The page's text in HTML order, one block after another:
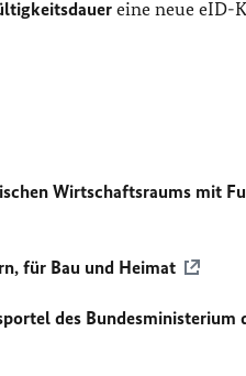
eine neue eID-
Wirtschaftsraums mit
für Bau und Heimat
des Bundesministerium